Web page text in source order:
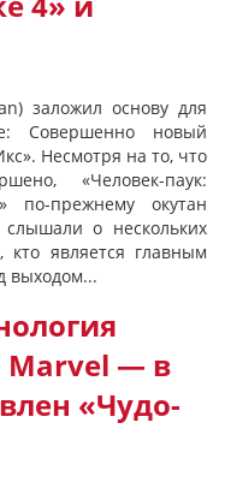
заложил основу для
Совершенно новый
Несмотря на то, что
«Человек-паук:
по-прежнему окутан
о нескольких
кто является главным
выходом...
Marvel — в
«Чудо-